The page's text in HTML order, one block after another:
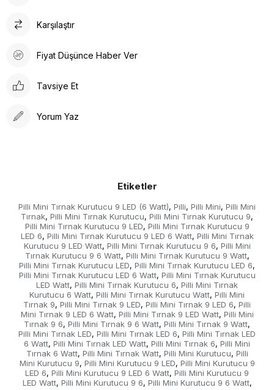
Karşılaştır
Fiyat Düşünce Haber Ver
Tavsiye Et
Yorum Yaz
Etiketler
Pilli Mini Tırnak Kurutucu 9 LED (6 Watt), Pilli, Pilli Mini, Pilli Mini
Tırnak, Pilli Mini Tırnak Kurutucu, Pilli Mini Tırnak Kurutucu 9,
Pilli Mini Tırnak Kurutucu 9 LED, Pilli Mini Tırnak Kurutucu 9
LED 6, Pilli Mini Tırnak Kurutucu 9 LED 6 Watt, Pilli Mini Tırnak
Kurutucu 9 LED Watt, Pilli Mini Tırnak Kurutucu 9 6, Pilli Mini
Tırnak Kurutucu 9 6 Watt, Pilli Mini Tırnak Kurutucu 9 Watt,
Pilli Mini Tırnak Kurutucu LED, Pilli Mini Tırnak Kurutucu LED 6,
Pilli Mini Tırnak Kurutucu LED 6 Watt, Pilli Mini Tırnak Kurutucu
LED Watt, Pilli Mini Tırnak Kurutucu 6, Pilli Mini Tırnak
Kurutucu 6 Watt, Pilli Mini Tırnak Kurutucu Watt, Pilli Mini
Tırnak 9, Pilli Mini Tırnak 9 LED, Pilli Mini Tırnak 9 LED 6, Pilli
Mini Tırnak 9 LED 6 Watt, Pilli Mini Tırnak 9 LED Watt, Pilli Mini
Tırnak 9 6, Pilli Mini Tırnak 9 6 Watt, Pilli Mini Tırnak 9 Watt,
Pilli Mini Tırnak LED, Pilli Mini Tırnak LED 6, Pilli Mini Tırnak LED
6 Watt, Pilli Mini Tırnak LED Watt, Pilli Mini Tırnak 6, Pilli Mini
Tırnak 6 Watt, Pilli Mini Tırnak Watt, Pilli Mini Kurutucu, Pilli
Mini Kurutucu 9, Pilli Mini Kurutucu 9 LED, Pilli Mini Kurutucu 9
LED 6, Pilli Mini Kurutucu 9 LED 6 Watt, Pilli Mini Kurutucu 9
LED Watt, Pilli Mini Kurutucu 9 6, Pilli Mini Kurutucu 9 6 Watt,